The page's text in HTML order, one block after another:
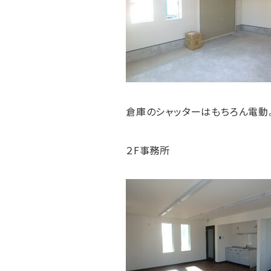
倉庫のシャッターはもちろん電動
２F事務所